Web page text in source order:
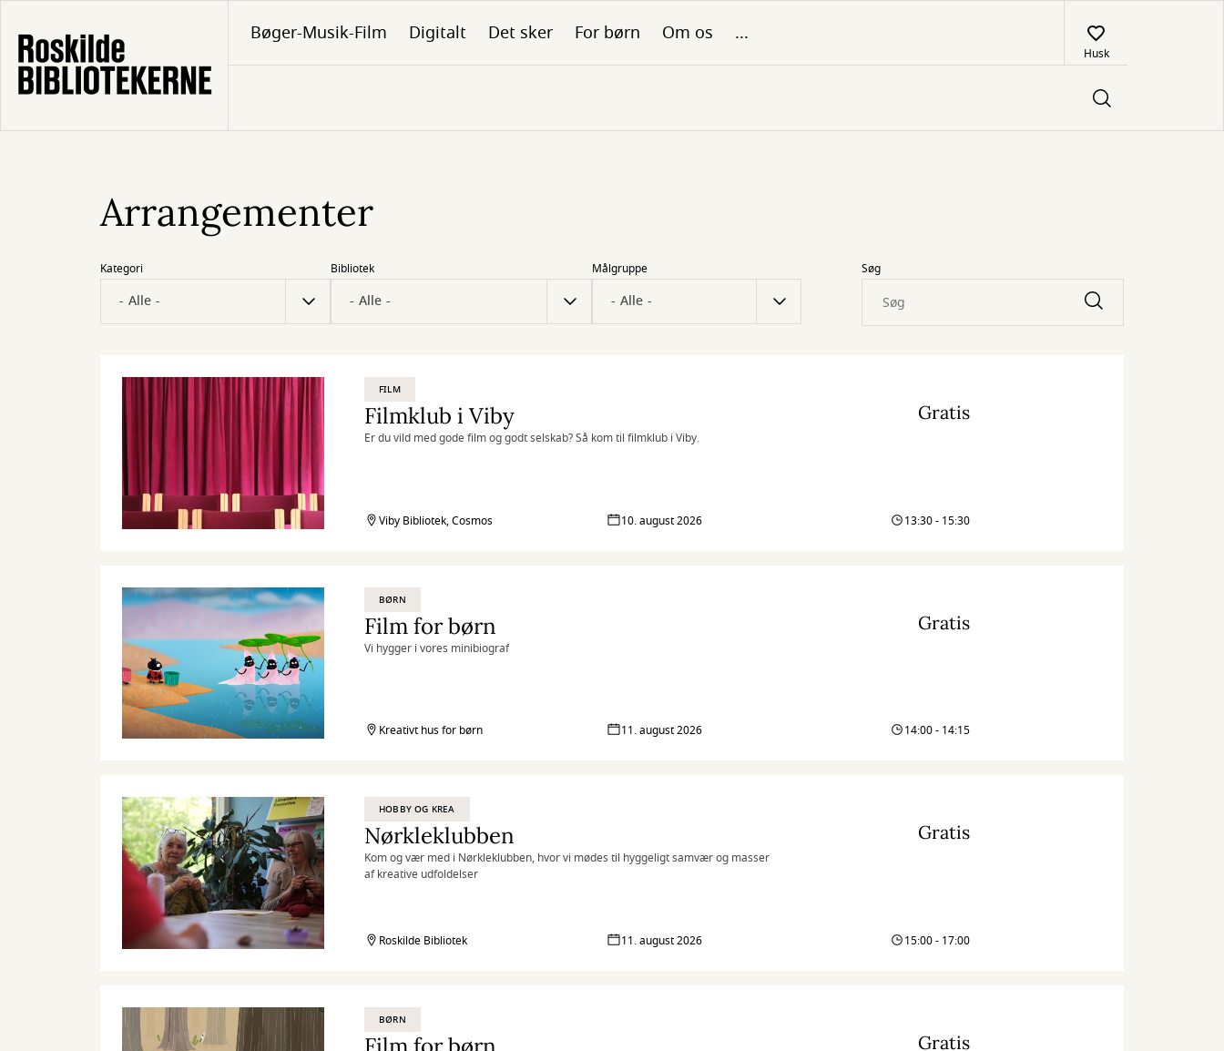
hovedindhold
Bøger-Musik-Film Digitalt Det sker For børn Om os ...
Husk
Arrangementer
Kategori Bibliotek Målgruppe Søg
FILM
Filmklub i Viby
Er du vild med gode film og godt selskab? Så kom til filmklub i Viby.
Gratis
Viby Bibliotek, Cosmos 10. august 2026 13:30 - 15:30
BØRN
Film for børn
Vi hygger i vores minibiograf
Gratis
Kreativt hus for børn 11. august 2026 14:00 - 14:15
HOBBY OG KREA
Nørkleklubben
Kom og vær med i Nørkleklubben, hvor vi mødes til hyggeligt samvær og masser
af kreative udfoldelser
Gratis
Roskilde Bibliotek 11. august 2026 15:00 - 17:00
BØRN
Gratis